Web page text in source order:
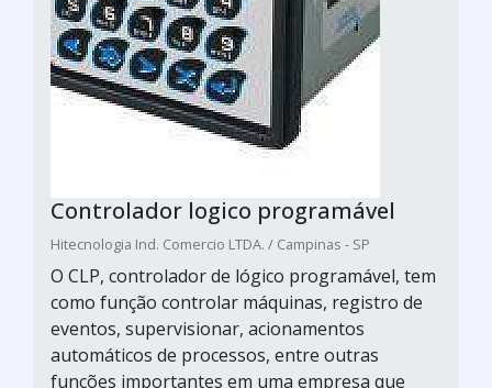
Controlador logico programável
Hitecnologia Ind. Comercio LTDA. / Campinas - SP
O CLP, controlador de lógico programável, tem
como função controlar máquinas, registro de
eventos, supervisionar, acionamentos
automáticos de processos, entre outras
funções importantes em uma empresa que